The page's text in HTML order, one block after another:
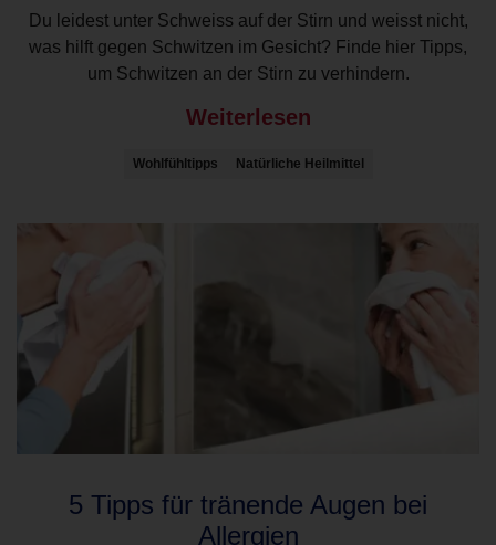
Du leidest unter Schweiss auf der Stirn und weisst nicht,
was hilft gegen Schwitzen im Gesicht? Finde hier Tipps,
um Schwitzen an der Stirn zu verhindern.
Weiterlesen
Wohlfühltipps Natürliche Heilmittel
5 Tipps für tränende Augen bei
Allergien